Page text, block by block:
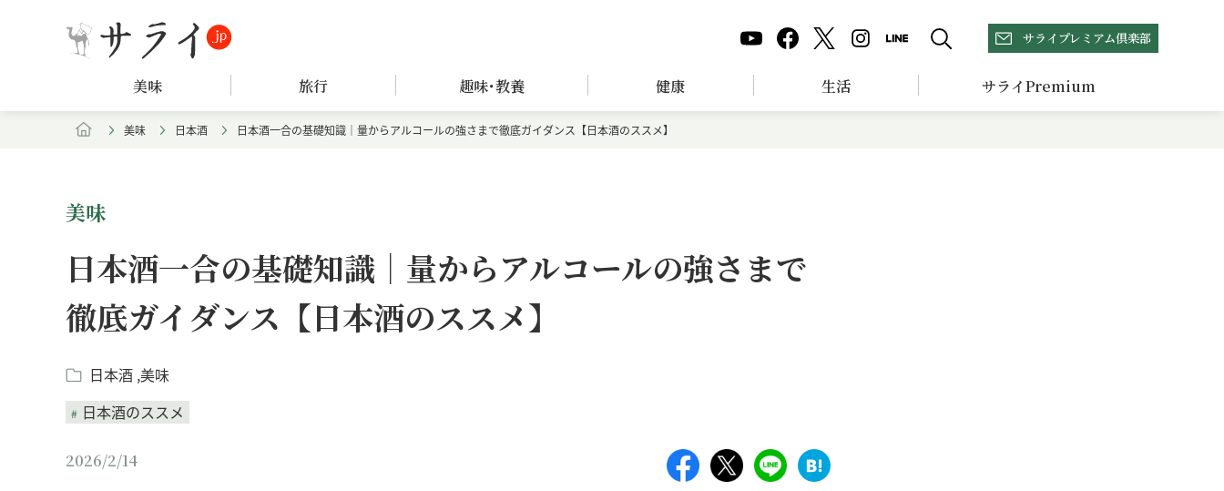
サライプレミアム倶楽部
美味 旅行 趣味･教養 健康 生活 サライPremium
美味 日本酒 日本酒一合の基礎知識｜量からアルコールの強さまで徹底ガイダンス【日本酒のススメ】
美味
日本酒一合の基礎知識｜量からアルコールの強さまで
徹底ガイダンス【日本酒のススメ】
日本酒 美味
日本酒のススメ
2026/2/14